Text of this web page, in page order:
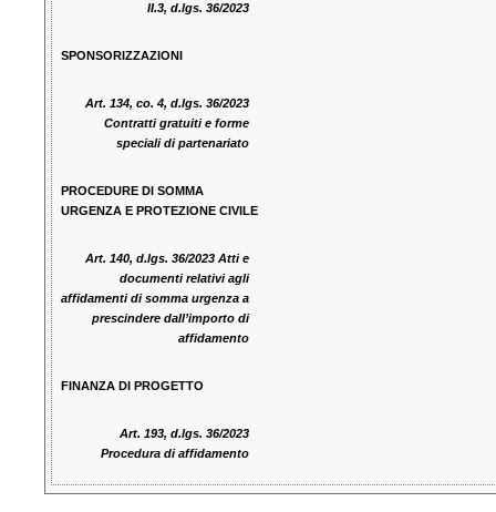
II.3, d.lgs. 36/2023
SPONSORIZZAZIONI
Art. 134, co. 4, d.lgs. 36/2023
Contratti gratuiti e forme
speciali di partenariato
PROCEDURE DI SOMMA
URGENZA E PROTEZIONE CIVILE
Art. 140, d.lgs. 36/2023 Atti e
documenti relativi agli
affidamenti di somma urgenza a
prescindere dall’importo di
affidamento
FINANZA DI PROGETTO
Art. 193, d.lgs. 36/2023
Procedura di affidamento